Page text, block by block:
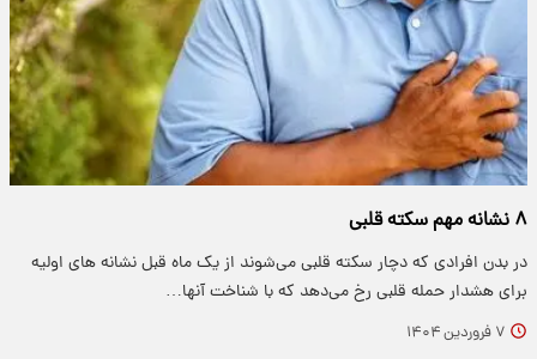
۸ نشانه‌ مهم سکته قلبی
در بدن افرادی که دچار سکته قلبی می‌شوند از یک ماه قبل نشانه های اولیه
برای هشدار حمله قلبی رخ می‌دهد که با شناخت آنها…
۷ فروردین ۱۴۰۴